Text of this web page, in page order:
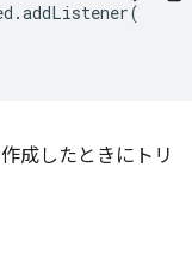
.addListener(
成したときにトリ